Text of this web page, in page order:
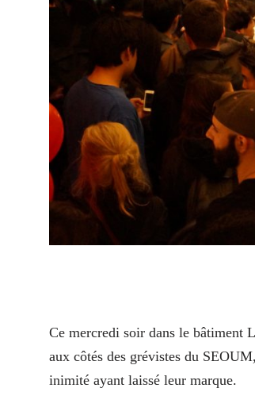
Ce mercredi soir dans le bâtiment
aux côtés des grévistes du SEOUM,
inimité ayant laissé leur marque.